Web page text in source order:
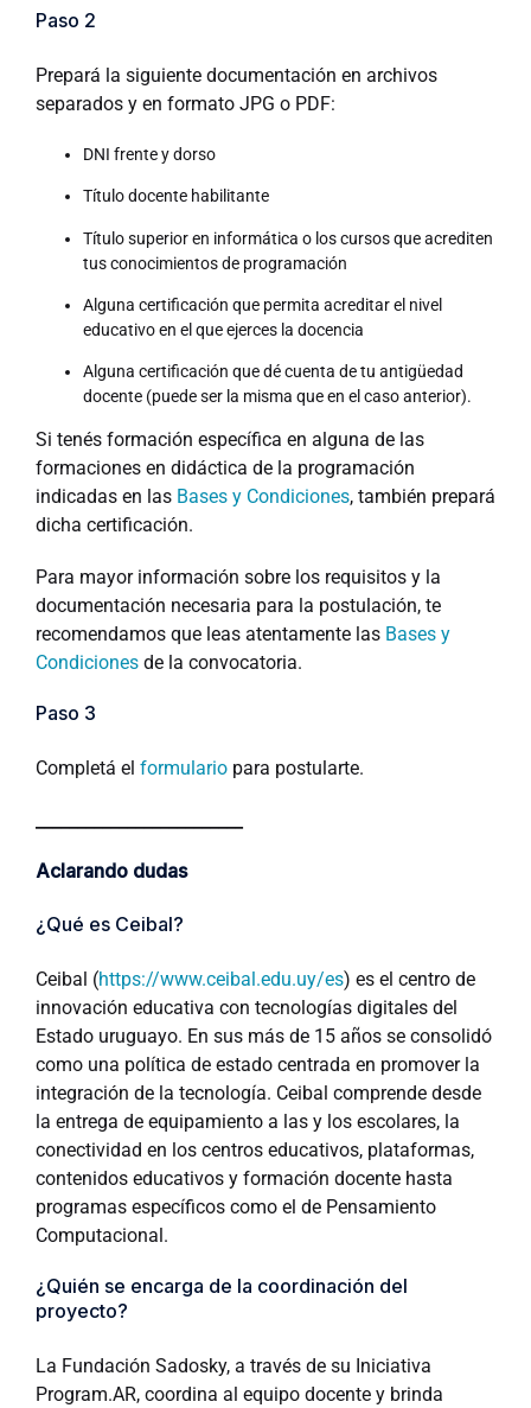
Paso 2
Prepará la siguiente documentación en archivos
separados y en formato JPG o PDF:
DNI frente y dorso
Título docente habilitante
Título superior en informática o los cursos que acrediten
tus conocimientos de programación
Alguna certificación que permita acreditar el nivel
educativo en el que ejerces la docencia
Alguna certificación que dé cuenta de tu antigüedad
docente (puede ser la misma que en el caso anterior).
Si tenés formación específica en alguna de las
formaciones en didáctica de la programación
indicadas en las Bases y Condiciones, también prepará
dicha certificación.
Para mayor información sobre los requisitos y la
documentación necesaria para la postulación, te
recomendamos que leas atentamente las Bases y
Condiciones de la convocatoria.
Paso 3
Completá el formulario para postularte.
Aclarando dudas
¿Qué es Ceibal?
Ceibal (https://www.ceibal.edu.uy/es) es el centro de
innovación educativa con tecnologías digitales del
Estado uruguayo. En sus más de 15 años se consolidó
como una política de estado centrada en promover la
integración de la tecnología. Ceibal comprende desde
la entrega de equipamiento a las y los escolares, la
conectividad en los centros educativos, plataformas,
contenidos educativos y formación docente hasta
programas específicos como el de Pensamiento
Computacional.
¿Quién se encarga de la coordinación del
proyecto?
La Fundación Sadosky, a través de su Iniciativa
Program.AR, coordina al equipo docente y brinda